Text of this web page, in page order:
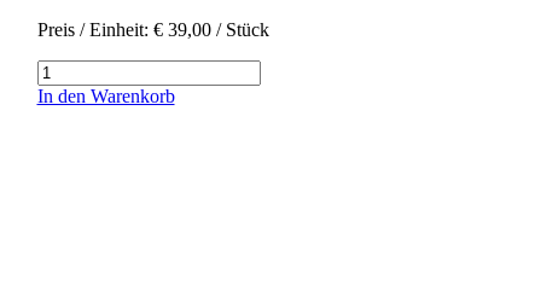
Preis / Einheit: €39,00/ Stück
Holzbalsam
Menge
In den Warenkorb